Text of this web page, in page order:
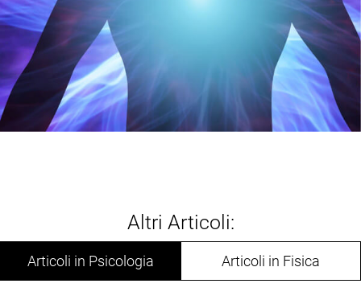
Altri Articoli:
Articoli in Psicologia Articoli in Fisica